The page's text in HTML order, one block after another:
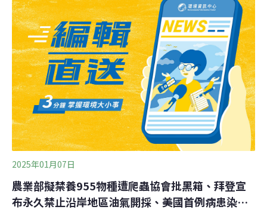
月多次監測記錄到石虎出沒，展現公私部門協力推動淺山
棲地與保育野生動物成效。（中央社報導）
2025年01月07日
農業部擬禁養955物種遭爬蟲協會批黑箱、拜登宣
布永久禁止沿岸地區油氣開採、美國首例病患染